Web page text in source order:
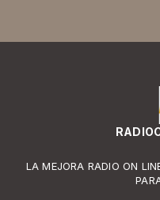
LA MEJORA RADIO ON